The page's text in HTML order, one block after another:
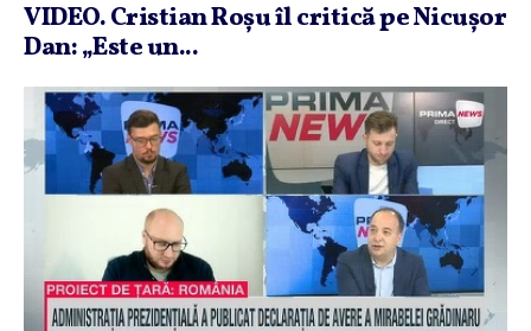
VIDEO. Cristian Roşu îl critică pe Nicuşor
Dan: „Este un...